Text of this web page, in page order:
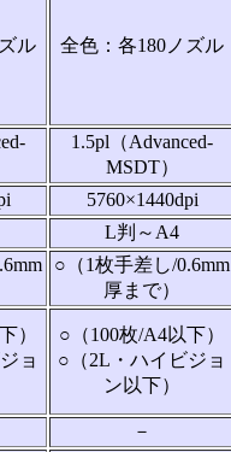
ル 全色：各180ノズル
1.5pl（Advanced-
MSDT）
5760×1440dpi
L判～A4
○（1枚手差し/0.6mm
厚まで）
）
ョ
○（100枚/A4以下）
○（2L・ハイビジョ
ン以下）
－